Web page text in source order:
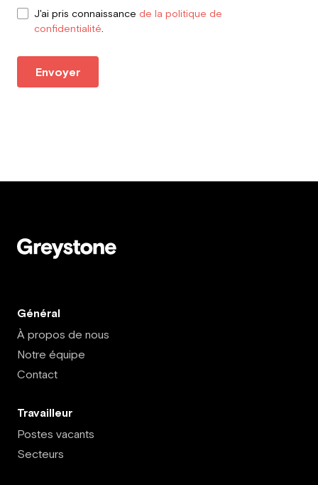
J'ai pris connaissance de la politique de
confidentialité
Envoyer
Général
À propos de nous
Notre équipe
Contact
Travailleur
Postes vacants
Secteurs